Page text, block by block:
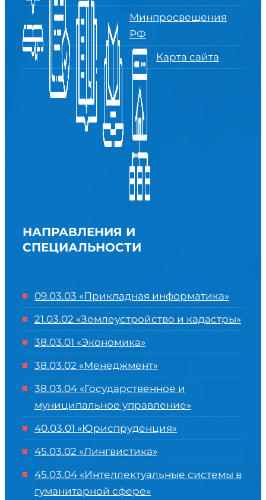
Минпросвещения
РФ
Карта сайта
НАПРАВЛЕНИЯ И
СПЕЦИАЛЬНОСТИ
09.03.03 «Прикладная информатика»
21.03.02 «Землеустройство и кадастры»
38.03.01 «Экономика»
38.03.02 «Менеджмент»
38.03.04 «Государственное и
муниципальное управление»
40.03.01 «Юриспруденция»
45.03.02 «Лингвистика»
45.03.04 «Интеллектуальные системы в
гуманитарной сфере»